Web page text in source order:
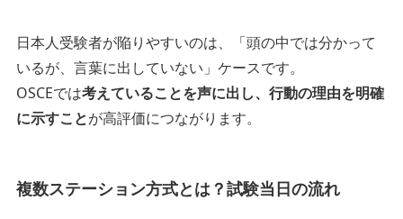
日本人受験者が陥りやすいのは、「頭の中では分かって
いるが、言葉に出していない」ケースです。
OSCEでは考えていることを声に出し、行動の理由を明確
に示すことが高評価につながります。
複数ステーション方式とは？試験当日の流れ